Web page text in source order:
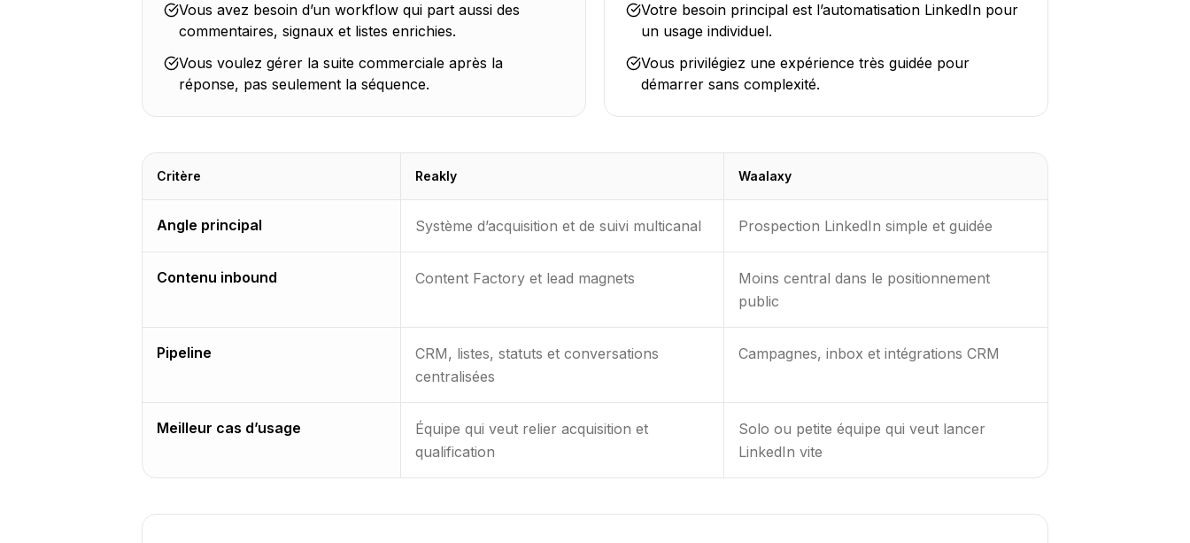
Vous avez besoin d’un workflow qui part aussi des
commentaires, signaux et listes enrichies.
Vous voulez gérer la suite commerciale après la
réponse, pas seulement la séquence.
Votre besoin principal est l’automatisation LinkedIn pour
un usage individuel.
Vous privilégiez une expérience très guidée pour
démarrer sans complexité.
Critère Reakly Waalaxy
Angle principal Système d’acquisition et de suivi multicanal Prospection LinkedIn simple et guidée
Contenu inbound Content Factory et lead magnets
Moins central dans le positionnement
public
Pipeline
CRM, listes, statuts et conversations
centralisées
Campagnes, inbox et intégrations CRM
Meilleur cas d’usage
Équipe qui veut relier acquisition et
qualification
Solo ou petite équipe qui veut lancer
LinkedIn vite